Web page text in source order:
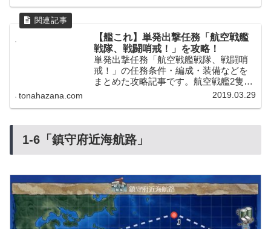
【艦これ】単発出撃任務「航空戦艦
戦隊、戦闘哨戒！」を攻略！
単発出撃任務「航空戦艦戦隊、戦闘哨
戒！」の任務条件・編成・装備などを
まとめた攻略記事です。航空戦艦2隻を
中核とする編成で「1-4/1-5/2-3/7-2」を
tonahazana.com 2019.03.29
1-6「鎮守府近海航路」